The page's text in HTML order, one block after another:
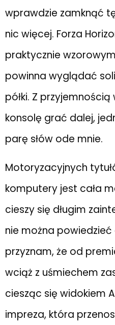
wprawdzie zamknąć
nic więcej. Forza
praktycznie
powinna wyglądać
półki. Z
konsolę grać dalej,
parę słów ode mnie.
Motoryzacyjnych
komputery jest cała
cieszy się długim
nie można powiedzieć
przyznam, że od
wciąż z uśmiechem
ciesząc się widokiem
impreza, która